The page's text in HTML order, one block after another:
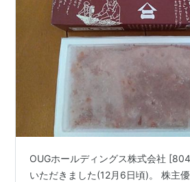
OUGホールディングス株式会社
いただきました(12月6日頃)。 株主